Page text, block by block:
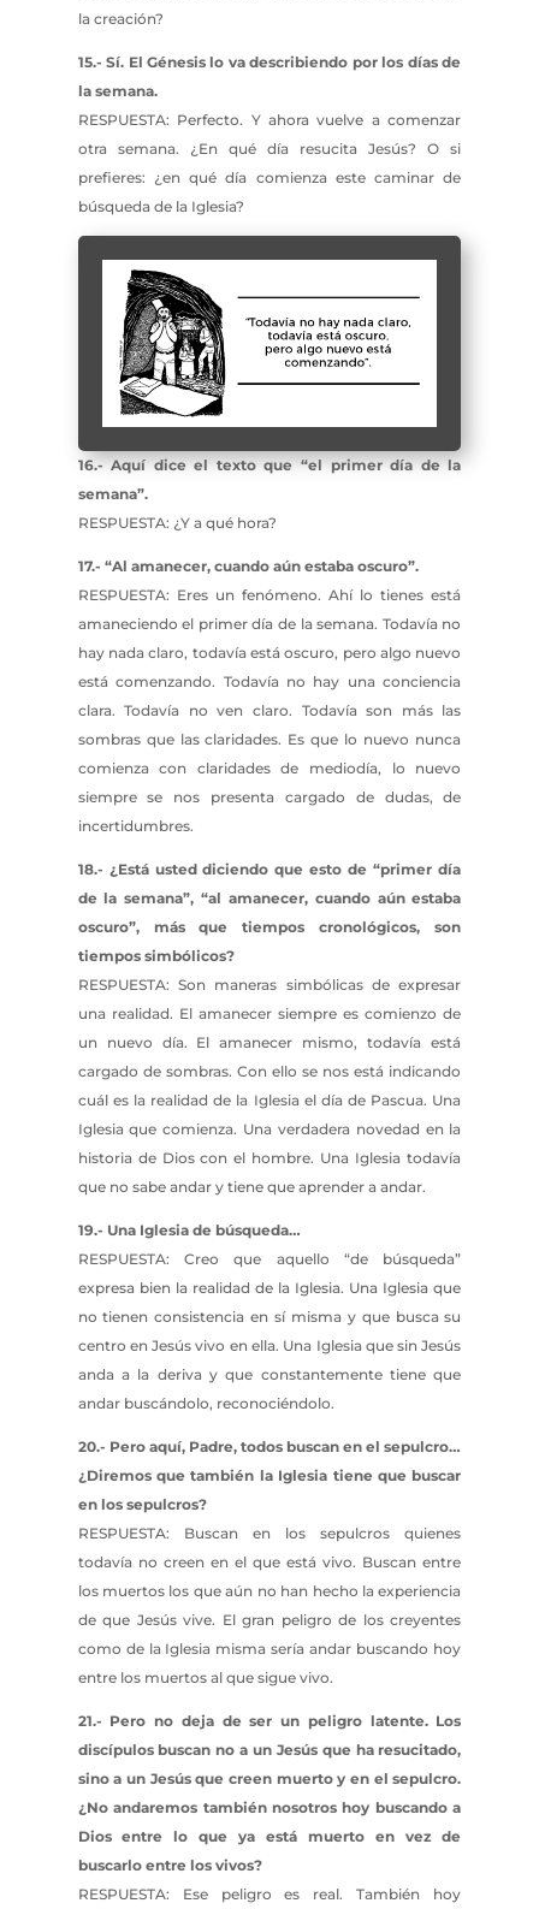
la creación?
15.- Sí. El Génesis lo va describiendo por los días de
la semana.
RESPUESTA: Perfecto. Y ahora vuelve a comenzar
otra semana. ¿En qué día resucita Jesús? O si
prefieres: ¿en qué día comienza este caminar de
búsqueda de la Iglesia?
16.- Aquí dice el texto que “el primer día de la
semana”.
RESPUESTA: ¿Y a qué hora?
17.- “Al amanecer, cuando aún estaba oscuro”.
RESPUESTA: Eres un fenómeno. Ahí lo tienes está
amaneciendo el primer día de la semana. Todavía no
hay nada claro, todavía está oscuro, pero algo nuevo
está comenzando. Todavía no hay una conciencia
clara. Todavía no ven claro. Todavía son más las
sombras que las claridades. Es que lo nuevo nunca
comienza con claridades de mediodía, lo nuevo
siempre se nos presenta cargado de dudas, de
incertidumbres.
18.- ¿Está usted diciendo que esto de “primer día
de la semana”, “al amanecer, cuando aún estaba
oscuro”, más que tiempos cronológicos, son
tiempos simbólicos?
RESPUESTA: Son maneras simbólicas de expresar
una realidad. El amanecer siempre es comienzo de
un nuevo día. El amanecer mismo, todavía está
cargado de sombras. Con ello se nos está indicando
cuál es la realidad de la Iglesia el día de Pascua. Una
Iglesia que comienza. Una verdadera novedad en la
historia de Dios con el hombre. Una Iglesia todavía
que no sabe andar y tiene que aprender a andar.
19.- Una Iglesia de búsqueda…
RESPUESTA: Creo que aquello “de búsqueda”
expresa bien la realidad de la Iglesia. Una Iglesia que
no tienen consistencia en sí misma y que busca su
centro en Jesús vivo en ella. Una Iglesia que sin Jesús
anda a la deriva y que constantemente tiene que
andar buscándolo, reconociéndolo.
20.- Pero aquí, Padre, todos buscan en el sepulcro…
¿Diremos que también la Iglesia tiene que buscar
en los sepulcros?
RESPUESTA: Buscan en los sepulcros quienes
todavía no creen en el que está vivo. Buscan entre
los muertos los que aún no han hecho la experiencia
de que Jesús vive. El gran peligro de los creyentes
como de la Iglesia misma sería andar buscando hoy
entre los muertos al que sigue vivo.
21.- Pero no deja de ser un peligro latente. Los
discípulos buscan no a un Jesús que ha resucitado,
sino a un Jesús que creen muerto y en el sepulcro.
¿No andaremos también nosotros hoy buscando a
Dios entre lo que ya está muerto en vez de
buscarlo entre los vivos?
RESPUESTA: Ese peligro es real. También hoy